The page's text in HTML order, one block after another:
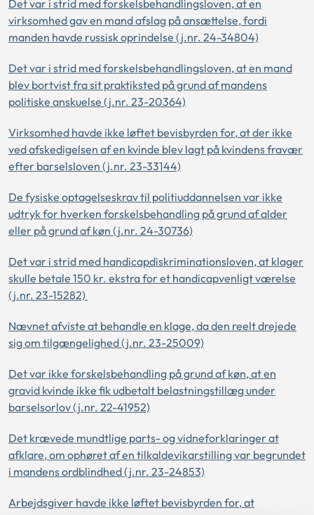
Det var i strid med forskelsbehandlingsloven, at en
virksomhed gav en mand afslag på ansættelse, fordi
manden havde russisk oprindelse (j.nr. 24-34804)
Det var i strid med forskelsbehandlingsloven, at en mand
blev bortvist fra sit praktiksted på grund af mandens
politiske anskuelse (j.nr. 23-20364)
Virksomhed havde ikke løftet bevisbyrden for, at der ikke
ved afskedigelsen af en kvinde blev lagt på kvindens fravær
efter barselsloven (j.nr. 23-33144)
De fysiske optagelseskrav til politiuddannelsen var ikke
udtryk for hverken forskelsbehandling på grund af alder
eller på grund af køn (j.nr. 24-30736)
Det var i strid med handicapdiskriminationsloven, at klager
skulle betale 150 kr. ekstra for et handicapvenligt værelse
(j.nr. 23-15282)
Nævnet afviste at behandle en klage, da den reelt drejede
sig om tilgængelighed (j.nr. 23-25009)
Det var ikke forskelsbehandling på grund af køn, at en
gravid kvinde ikke fik udbetalt belastningstillæg under
barselsorlov (j.nr. 22-41952)
Det krævede mundtlige parts- og vidneforklaringer at
afklare, om ophøret af en tilkaldevikarstilling var begrundet
i mandens ordblindhed (j.nr. 23-24853)
Arbejdsgiver havde ikke løftet bevisbyrden for, at